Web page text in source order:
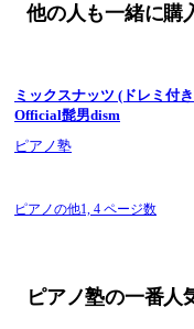
他の人も一緒に購
ミックスナッツ (ドレミ付
Official髭男dism
ピアノ塾
ピアノの他1, 4 ページ数
ピアノ塾の一番人